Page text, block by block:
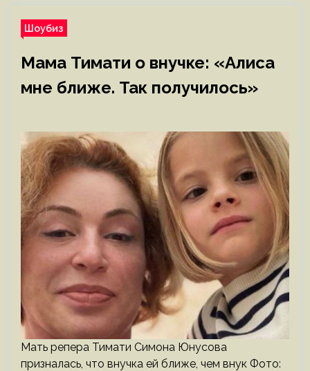
Шоубиз
Мама Тимати о внучке: «Алиса
мне ближе. Так получилось»
Мать репера Тимати Симона Юнусова
призналась, что внучка ей ближе, чем внук Фото: